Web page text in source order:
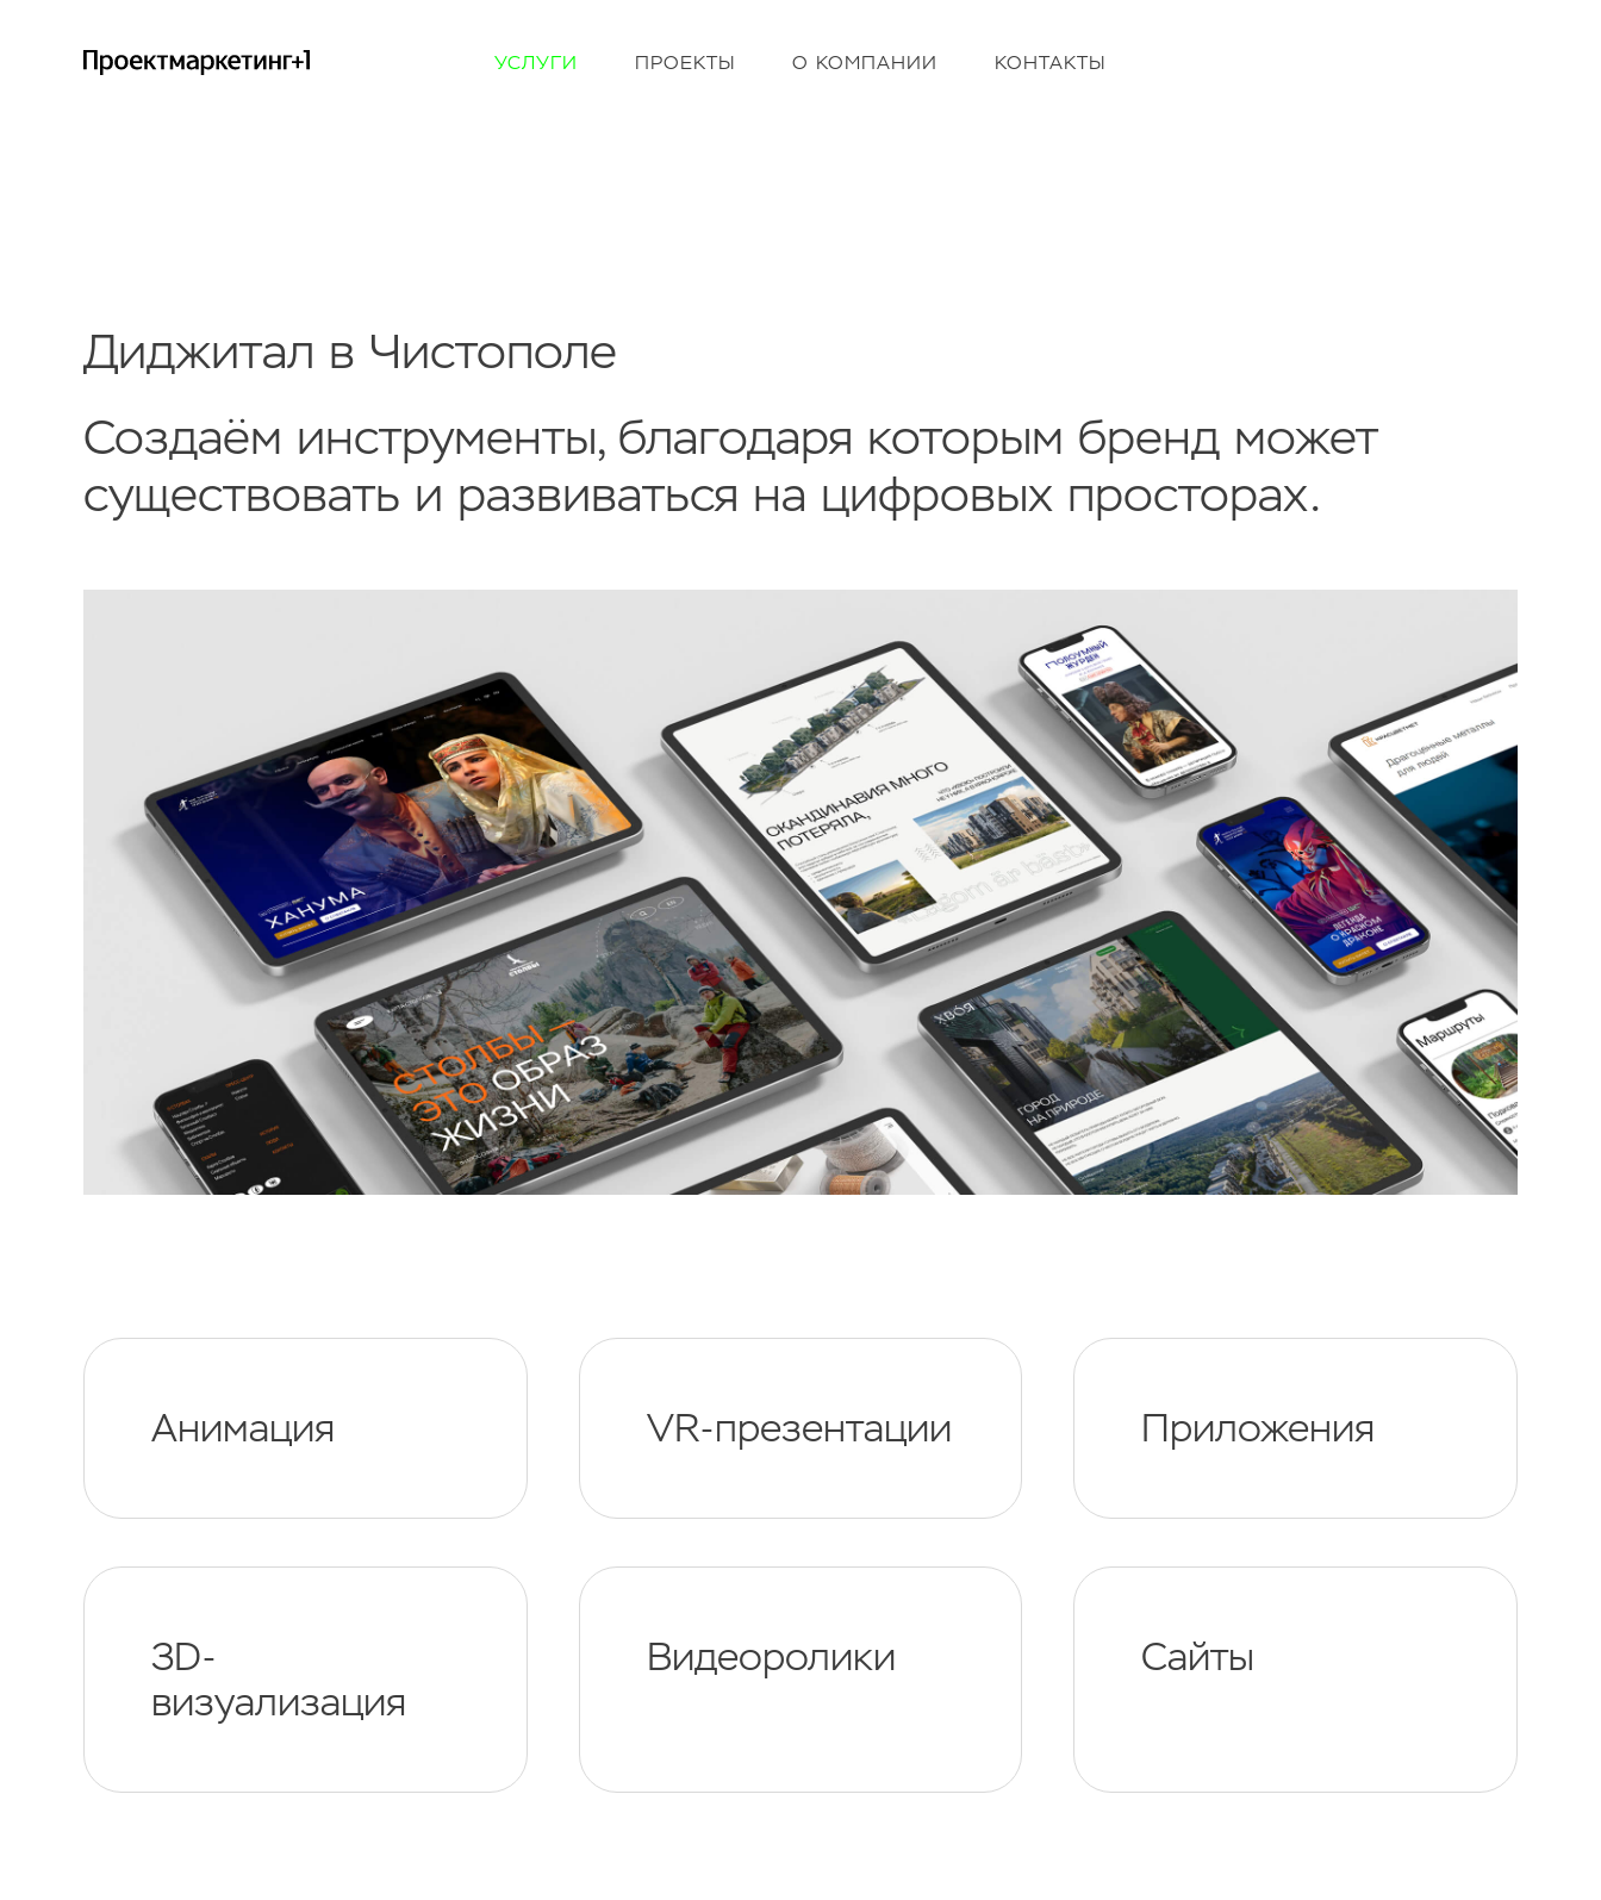
УСЛУГИ ПРОЕКТЫ О КОМПАНИИ КОНТАКТЫ
Диджитал в Чистополе
Создаём инструменты, благодаря которым бренд может
существовать и развиваться на цифровых просторах.
Анимация VR-презентации Приложения
3D-
визуализация
Видеоролики Сайты